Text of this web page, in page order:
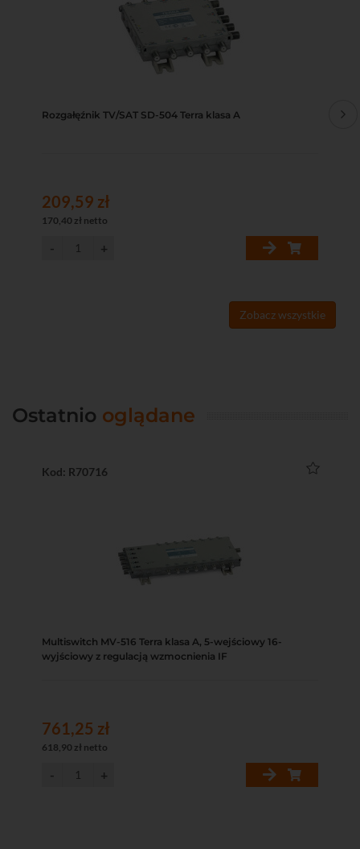
Rozgałęźnik TV/SAT SD-504 Terra klasa A
209,59 zł
170,40 zł netto
Zobacz wszystkie
Ostatnio oglądane
Kod: R70716
Multiswitch MV-516 Terra klasa A, 5-wejściowy 16-
wyjściowy z regulacją wzmocnienia IF
761,25 zł
618,90 zł netto